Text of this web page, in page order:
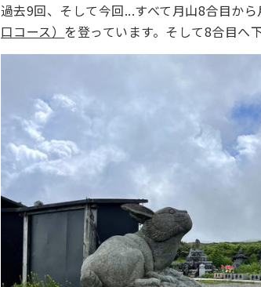
過去9回、そして今回...すべて月山8合目か
口コース） を登っています。そして8合目へ